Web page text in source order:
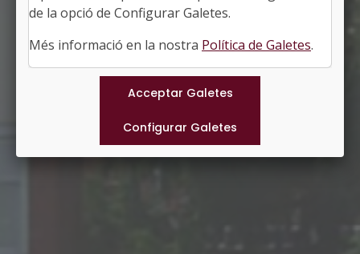
http://www.miralcamp.cat
#MIRALCAMP
Municipis
de la opció de Configurar Galetes.
Més informació en la nostra Política de Galetes.